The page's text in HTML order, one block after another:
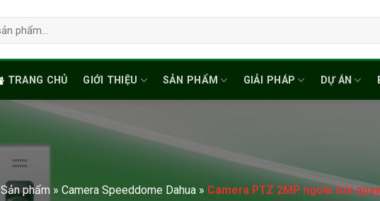
TRANG CHỦ GIỚI THIỆU SẢN PHẨM GIẢI PHÁP DỰ ÁN
Sản phẩm » Camera Speeddome Dahua» Camera PTZ 2MP ngoài trời